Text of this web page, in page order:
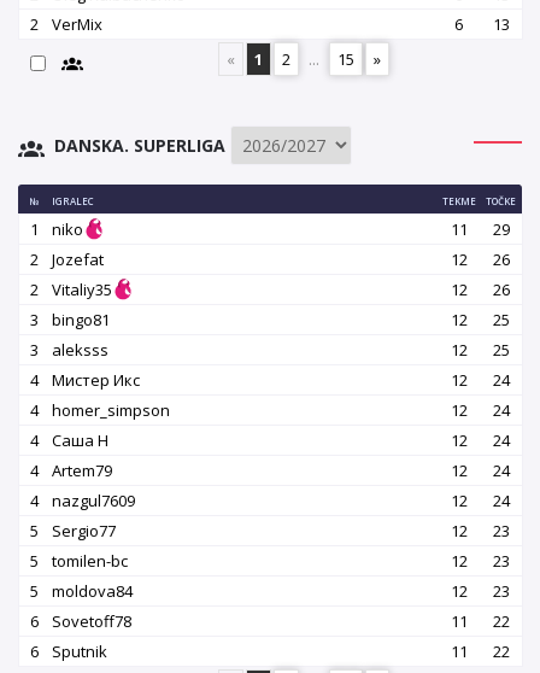
2
VerMix 6
13
«
1 2 ... 15 »
DANSKA. SUPERLIGA
№ IGRALEC TEKME TOČKE
1 niko 11
29
2
Jozefat 12
26
2
Vitaliy35 12
26
3
bingo81 12
25
3
aleksss 12
25
4
Мистер Икс 12
24
4
homer_simpson 12
24
4
Саша Н 12
24
4
Artem79 12
24
4
nazgul7609 12
24
5
Sergio77 12
23
5
tomilen-bc 12
23
5
moldova84 12
23
6
Sovetoff78 11
22
6
Sputnik 11
22